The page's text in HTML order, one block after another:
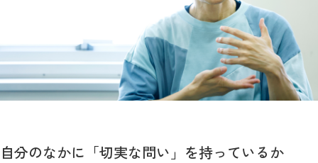
自分のなかに「切実な問い」を持っているか